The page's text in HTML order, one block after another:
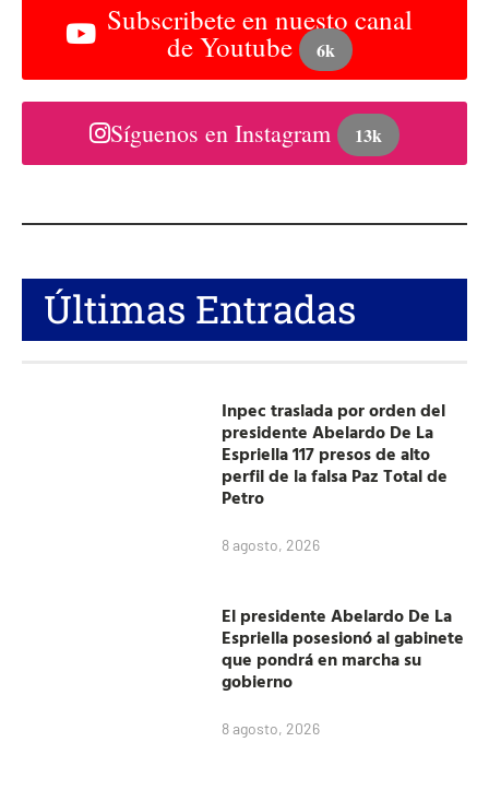
Subscribete en nuesto canal
de Youtube 6k
Síguenos en Instagram 13k
Últimas Entradas
Inpec traslada por orden del
presidente Abelardo De La
Espriella 117 presos de alto
perfil de la falsa Paz Total de
Petro
8 agosto, 2026
El presidente Abelardo De La
Espriella posesionó al gabinete
que pondrá en marcha su
gobierno
8 agosto, 2026